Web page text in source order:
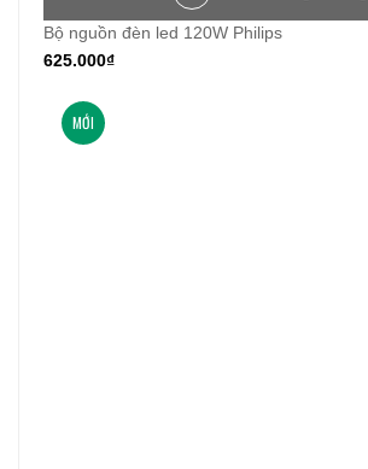
Bộ nguồn đèn led 120W Philips
625.000₫
MỚI